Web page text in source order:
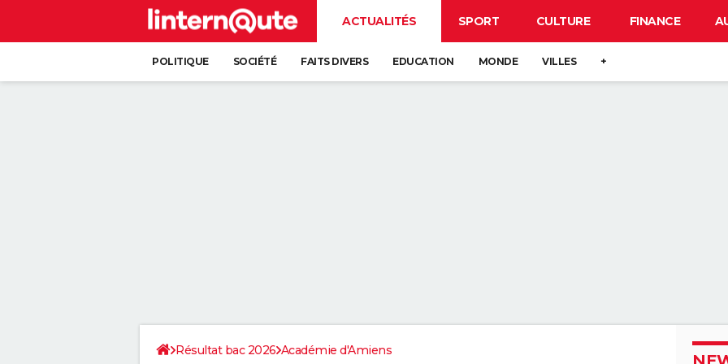
ACTUALITÉS SPORT CULTURE FINANCE
POLITIQUE SOCIÉTÉ FAITS DIVERS EDUCATION MONDE VILLES +
Résultat bac 2026 Académie d'Amiens